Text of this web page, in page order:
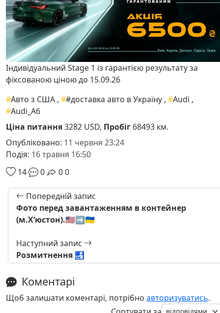
Індивідуальний Stage 1 із гарантією результату за
фіксованою ціною до 15.09.26
#Авто з США , ##доставка авто в Україну , #Audi ,
#Audi_A6
Ціна питання3282 USD, Пробіг 68493 км.
Опубліковано: 11 червня 23:24
Подія: 16 травня 16:50
14
0 00
Попередній запис
Фото перед завантаженням в контейнер
(м.Хʼюстон).🇺🇸➡️🇺🇦
Наступний запис
Розмитнення 🛃
Коментарі
Щоб залишати коментарі, потрібно авторизуватись.